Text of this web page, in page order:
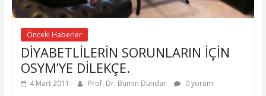
Önceki Haberler
DİYABETLİLERİN SORUNLARIN İÇİN
OSYM’YE DİLEKÇE.
4 Mart 2011 Prof. Dr. Bumin Dündar 0 yorum